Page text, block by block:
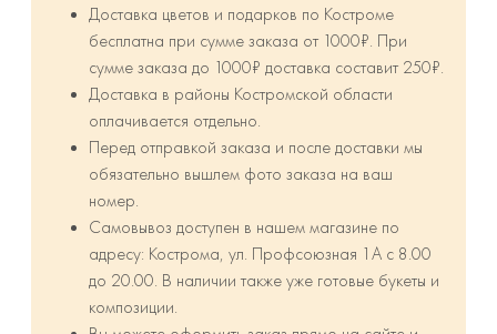
Доставка цветов и подарков по Костроме
бесплатна при сумме заказа от 1000₽. При
сумме заказа до 1000₽ доставка составит 250₽.
⁠Доставка в районы Костромской области
оплачивается отдельно.
Перед отправкой заказа и после доставки мы
обязательно вышлем фото заказа на ваш
номер.
Самовывоз доступен в нашем магазине по
адресу: Кострома, ул. Профсоюзная 1А с 8.00
до 20.00. В наличии также уже готовые букеты и
композиции.